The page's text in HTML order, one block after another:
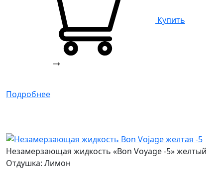
Купить
Подробнее
Незамерзающая жидкость «Bon Voyage -5» желтый
Отдушка: Лимон